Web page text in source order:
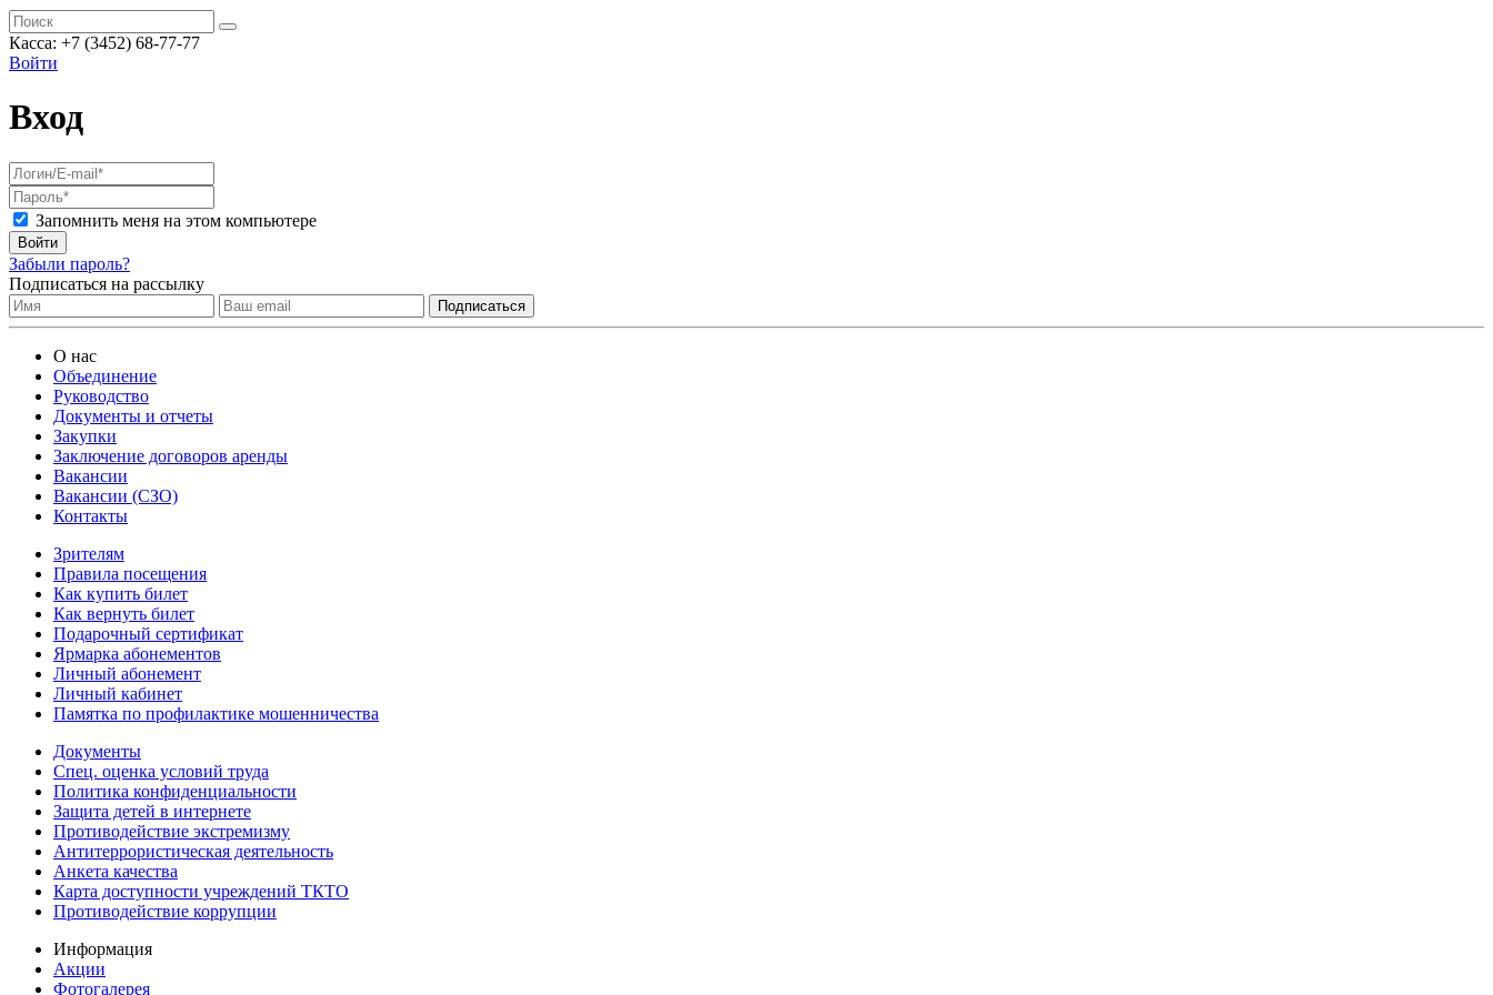
Касса: +7 (3452) 68-77-77
Войти
Вход
Запомнить меня на этом компьютере
Войти
Забыли пароль?
Подписаться на рассылку
О нас
Объединение
Руководство
Документы и отчеты
Закупки
Заключение договоров аренды
Вакансии
Вакансии (СЗО)
Контакты
Зрителям
Правила посещения
Как купить билет
Как вернуть билет
Подарочный сертификат
Ярмарка абонементов
Личный абонемент
Личный кабинет
Памятка по профилактике мошенничества
Документы
Спец. оценка условий труда
Политика конфиденциальности
Защита детей в интернете
Противодействие экстремизму
Антитеррористическая деятельность
Анкета качества
Карта доступности учреждений ТКТО
Противодействие коррупции
Информация
Акции
Фотогалерея